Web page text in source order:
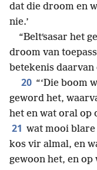
dat die droom en
nie.’
“Beltʹsasar het
droom van
betekenis daarvan
20 “‘Die boom
geword het,
het en wat oral op
21 wat mooi blare
kos vir almal, en
gewoon het, en op